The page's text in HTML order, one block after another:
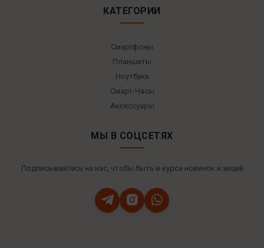
КАТЕГОРИИ
Смартфоны
Планшеты
Ноутбуки
Смарт-Часы
Аксессуары
МЫ В СОЦСЕТЯХ
Подписывайтесь на нас, чтобы быть в курсе новинок и акций